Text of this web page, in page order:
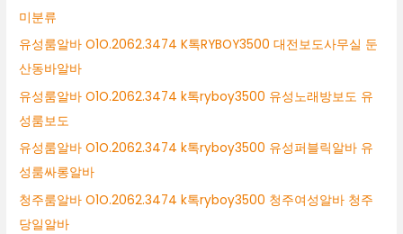
미분류
유성룸알바 O1O.2062.3474 K톡RYBOY3500 대전보도사무실 둔
산동바알바
유성룸알바 O1O.2062.3474 k톡ryboy3500 유성노래방보도 유
성룸보도
유성룸알바 O1O.2062.3474 k톡ryboy3500 유성퍼블릭알바 유
성룸싸롱알바
청주룸알바 O1O.2062.3474 k톡ryboy3500 청주여성알바 청주
당일알바